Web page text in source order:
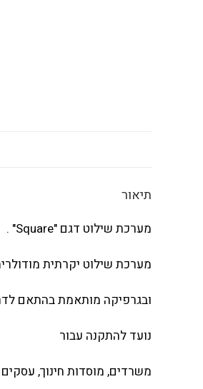
תיאור
מערכת שילוט דגם "Square" .
מערכת שילוט יקרתית
ובגרפיקה מותאמת בהתאם
נועד להתקנה עבור
משרדים, מוסדות חינוך, עסקים